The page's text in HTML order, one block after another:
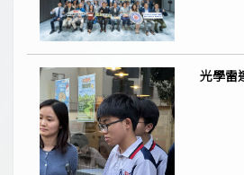
光學雷